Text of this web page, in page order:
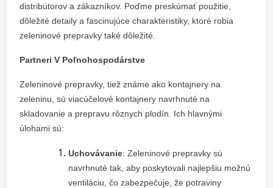
distribútorov a zákazníkov. Poďme preskúmať použitie,
dôležité detaily a fascinujúce charakteristiky, ktoré robia
zeleninové prepravky také dôležité.
Partneri V Poľnohospodárstve
Zeleninové prepravky, tiež známe ako kontajnery na
zeleninu, sú viacúčelové kontajnery navrhnuté na
skladovanie a prepravu rôznych plodín. Ich hlavnými
úlohami sú:
Uchovávanie: Zeleninové prepravky sú
navrhnuté tak, aby poskytovali najlepšiu možnú
ventiláciu, čo zabezpečuje, že potraviny